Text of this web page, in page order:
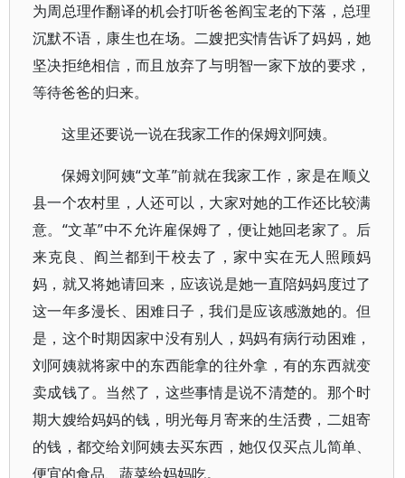
为周总理作翻译的机会打听爸爸阎宝老的下落，总理
沉默不语，康生也在场。二嫂把实情告诉了妈妈，她
坚决拒绝相信，而且放弃了与明智一家下放的要求，
等待爸爸的归来。
这里还要说一说在我家工作的保姆刘阿姨。
保姆刘阿姨“文革”前就在我家工作，家是在顺义
县一个农村里，人还可以，大家对她的工作还比较满
意。“文革”中不允许雇保姆了，便让她回老家了。后
来克良、阎兰都到干校去了，家中实在无人照顾妈
妈，就又将她请回来，应该说是她一直陪妈妈度过了
这一年多漫长、困难日子，我们是应该感激她的。但
是，这个时期因家中没有别人，妈妈有病行动困难，
刘阿姨就将家中的东西能拿的往外拿，有的东西就变
卖成钱了。当然了，这些事情是说不清楚的。那个时
期大嫂给妈妈的钱，明光每月寄来的生活费，二姐寄
的钱，都交给刘阿姨去买东西，她仅仅买点儿简单、
便宜的食品、蔬菜给妈妈吃。